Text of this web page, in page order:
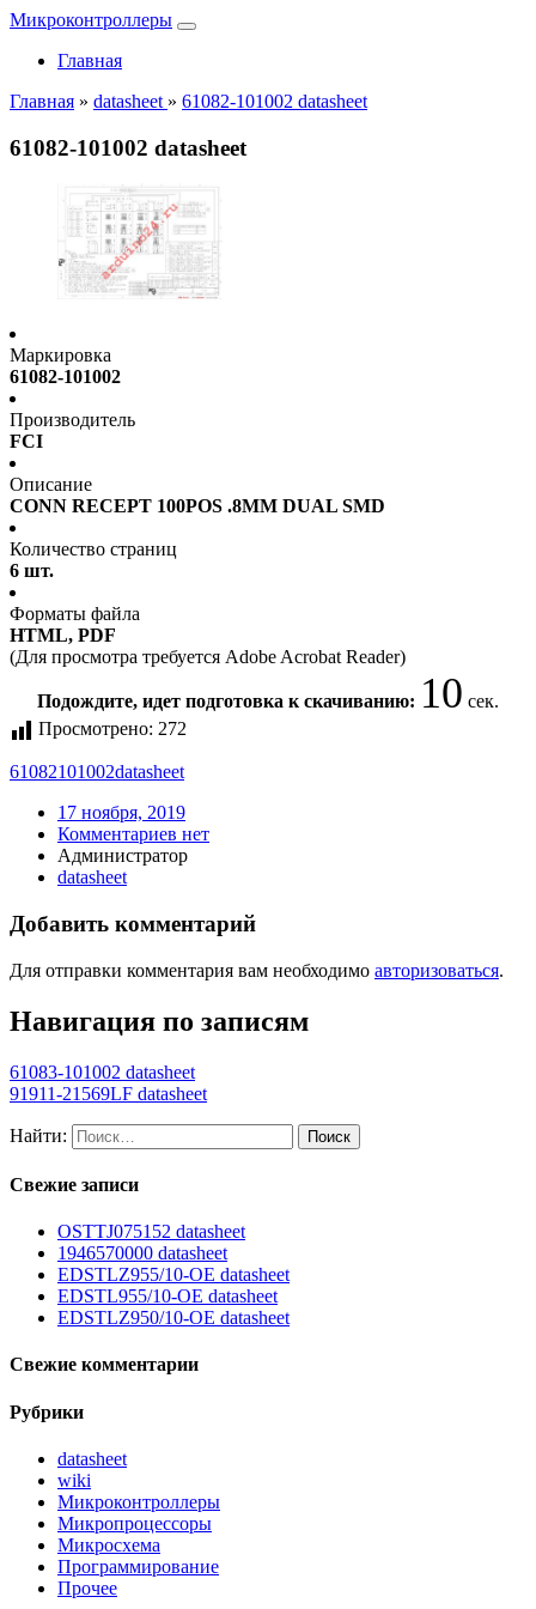
Микроконтроллеры
Главная
Главная » datasheet » 61082-101002 datasheet
61082-101002 datasheet
Маркировка
61082-101002
Производитель
FCI
Описание
CONN RECEPT 100POS .8MM DUAL SMD
Количество страниц
6 шт.
Форматы файла
HTML, PDF
(Для просмотра требуется Adobe Acrobat Reader)
Подождите, идет подготовка к скачиванию: 10 сек.
Просмотрено: 272
61082101002datasheet
17 ноября, 2019
Комментариев нет
Администратор
datasheet
Добавить комментарий
Для отправки комментария вам необходимо авторизоваться.
Навигация по записям
61083-101002 datasheet
91911-21569LF datasheet
Найти:
Свежие записи
OSTTJ075152 datasheet
1946570000 datasheet
EDSTLZ955/10-OE datasheet
EDSTL955/10-OE datasheet
EDSTLZ950/10-OE datasheet
Свежие комментарии
Рубрики
datasheet
wiki
Микроконтроллеры
Микропроцессоры
Микросхема
Программирование
Прочее